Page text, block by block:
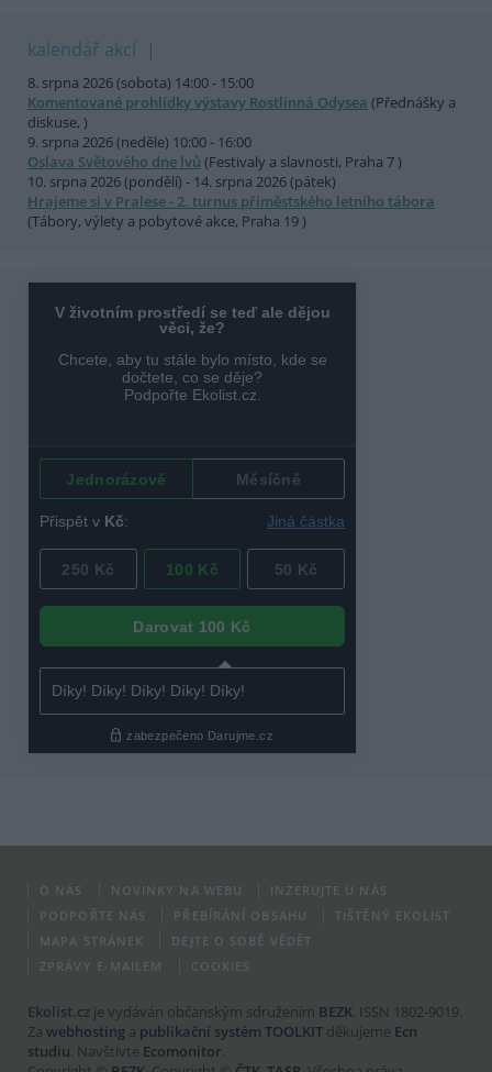
kalendář akcí
8. srpna 2026 (sobota) 14:00 - 15:00
Komentované prohlídky výstavy Rostlinná Odysea (Přednášky a
diskuse, )
9. srpna 2026 (neděle) 10:00 - 16:00
Oslava Světového dne lvů (Festivaly a slavnosti, Praha 7 )
10. srpna 2026 (pondělí) - 14. srpna 2026 (pátek)
Hrajeme si v Pralese - 2. turnus příměstského letního tábora
(Tábory, výlety a pobytové akce, Praha 19 )
O NÁS NOVINKY NA WEBU
INZERUJTE U NÁS
PODPOŘTE NÁS
PŘEBÍRÁNÍ OBSAHU
TIŠTĚNÝ EKOLIST
MAPA STRÁNEK
DEJTE O SOBĚ VĚDĚT
ZPRÁVY E-MAILEM
COOKIES
Ekolist.cz je vydáván občanským sdružením BEZK. ISSN 1802-9019.
Za webhosting a publikační systém TOOLKIT děkujeme Ecn
studiu. Navštivte Ecomonitor.